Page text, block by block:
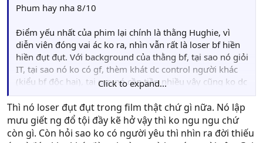
Phum hay nha 8/10
Điểm yếu nhất của phim lại chính là thằng Hughie, vì
diễn viên đóng vai ác ko ra, nhìn vẫn rất là loser bf hiền
hiền đụt đụt. Với background của thằng bf, tại sao nó giỏi
IT, tại sao nó ko có gf, thèm khát dc control người khác
(kiểu bf độc hại), tại sao nó cần tiền nhiều vậy cũng ko dc
khai thác đủ thuyết phục. thêm mấy cái này nữa là 9/10
Click to expand...
Thì nó loser đụt đụt trong film thật chứ gì nữa. Nó lập
mưu giết ng đổ tội đầy kẽ hở vậy thì ko ngu ngu chứ
còn gì. Còn hỏi sao ko có người yêu thì nhìn ra đời thiếu